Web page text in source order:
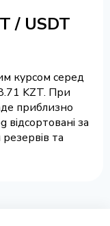
/ USDT
курсом серед
KZT. При
приблизно
за
та